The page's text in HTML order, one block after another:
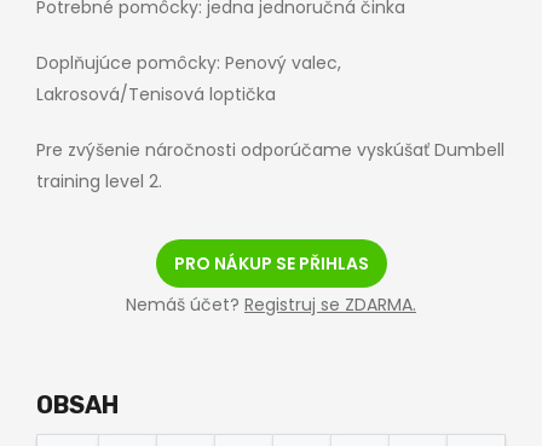
Potrebné pomôcky: jedna jednoručná činka
Doplňujúce pomôcky: Penový valec,
Lakrosová/Tenisová loptička
Pre zvýšenie náročnosti odporúčame vyskúšať Dumbell
training level 2.
PRO NÁKUP SE PŘIHLAS
Nemáš účet? Registruj se ZDARMA.
OBSAH